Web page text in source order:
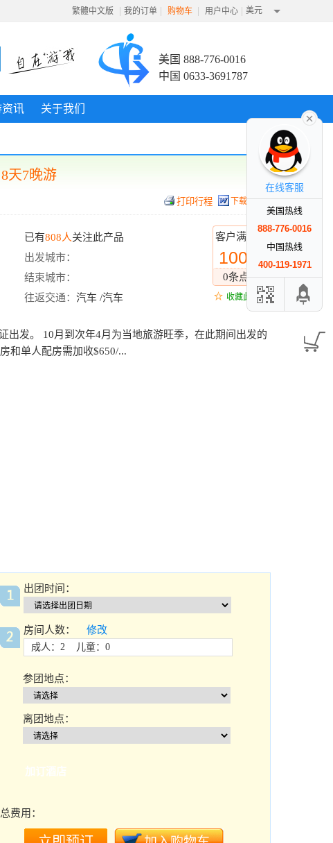
繁體中文版 | 我的订单 | 购物车 | 用户中心 | 美元
美国 888-776-0016
中国 0633-3691787
讯 关于我们
天7晚游
下载行程
客户满意度
100%
0条点评
收藏此线路
已有808人关注此产品
出发城市：
结束城市：
往返交通： 汽车 /汽车
出发。 10月到次年4月为当地旅游旺季，在此期间出发的
和单人配房需加收$650/...
出团时间：
房间人数： 修改
成人：2 儿童：0
参团地点：
离团地点：
加订酒店
总费用：
在线客服
美国热线
888-776-0016
中国热线
400-119-1971